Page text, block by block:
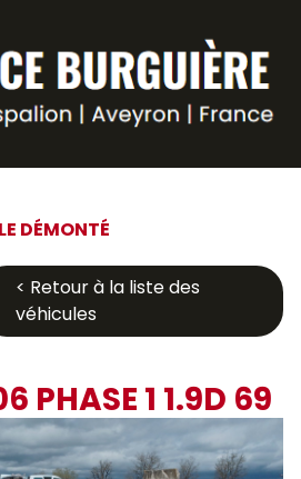
DÉMONTÉ
< Retour à la liste des
véhicules
PHASE 1 1.9D 69